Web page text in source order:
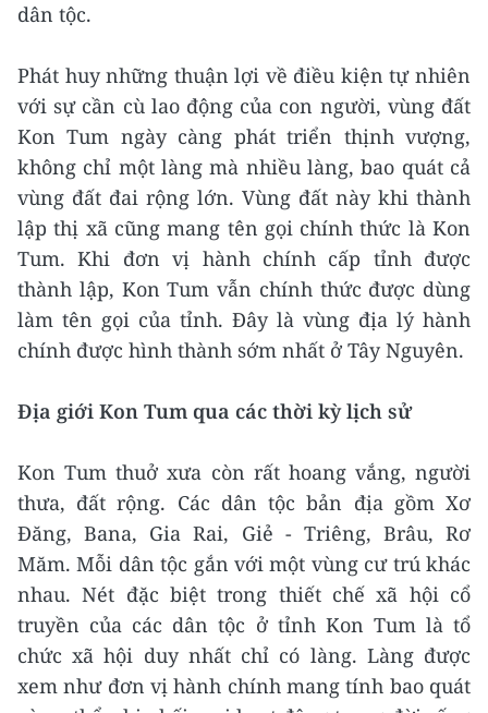
dân tộc.
Phát huy những thuận lợi về điều kiện tự nhiên
với sự cần cù lao động của con người, vùng đất
Kon Tum ngày càng phát triển thịnh vượng,
không chỉ một làng mà nhiều làng, bao quát cả
vùng đất đai rộng lớn. Vùng đất này khi thành
lập thị xã cũng mang tên gọi chính thức là Kon
Tum. Khi đơn vị hành chính cấp tỉnh được
thành lập, Kon Tum vẫn chính thức được dùng
làm tên gọi của tỉnh. Đây là vùng địa lý hành
chính được hình thành sớm nhất ở Tây Nguyên.
Địa giới Kon Tum qua các thời kỳ lịch sử
Kon Tum thuở xưa còn rất hoang vắng, người
thưa, đất rộng. Các dân tộc bản địa gồm Xơ
Đăng, Bana, Gia Rai, Giẻ - Triêng, Brâu, Rơ
Măm. Mỗi dân tộc gắn với một vùng cư trú khác
nhau. Nét đặc biệt trong thiết chế xã hội cổ
truyền của các dân tộc ở tỉnh Kon Tum là tổ
chức xã hội duy nhất chỉ có làng. Làng được
xem như đơn vị hành chính mang tính bao quát